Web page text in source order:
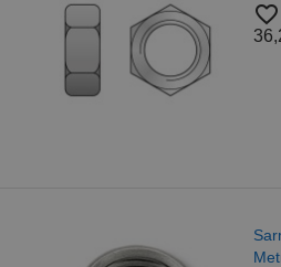
favorite_border
36,25 lei
Metric / Metric Fin, DIN 8140